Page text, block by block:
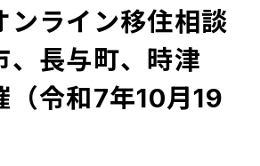
ンライン移住相談
、長与町、時津
（令和7年10月19